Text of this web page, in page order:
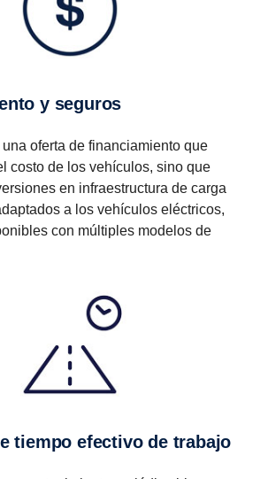
y seguros
oferta de financiamiento que
costo de los vehículos, sino que
en infraestructura de carga
a los vehículos eléctricos,
con múltiples modelos de
tiempo efectivo de trabajo